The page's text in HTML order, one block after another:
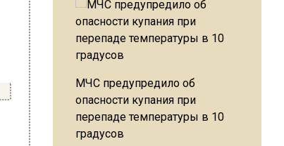
МЧС предупредило об
опасности купания при
перепаде температуры в 10
градусов